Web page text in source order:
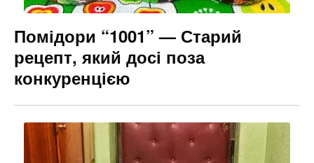
Помідори “1001” — Старий
рецепт, який досі поза
конкуренцією